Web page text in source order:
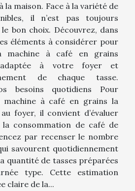
la maison. Face à la variété de
il n’est pas toujours
bon choix. Découvrez, dans
éléments à considérer pour
machine à café en grains
adaptée à votre foyer et
de chaque tasse.
besoins quotidiens Pour
machine à café en grains la
foyer, il convient d’évaluer
la consommation de café de
par recenser le nombre
savourent quotidiennement
quantité de tasses préparées
type. Cette estimation
claire de la...